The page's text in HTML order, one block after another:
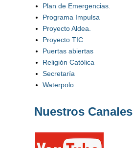
Plan de Emergencias.
Programa Impulsa
Proyecto Aldea.
Proyecto TIC
Puertas abiertas
Religión Católica
Secretaría
Waterpolo
Nuestros Canales